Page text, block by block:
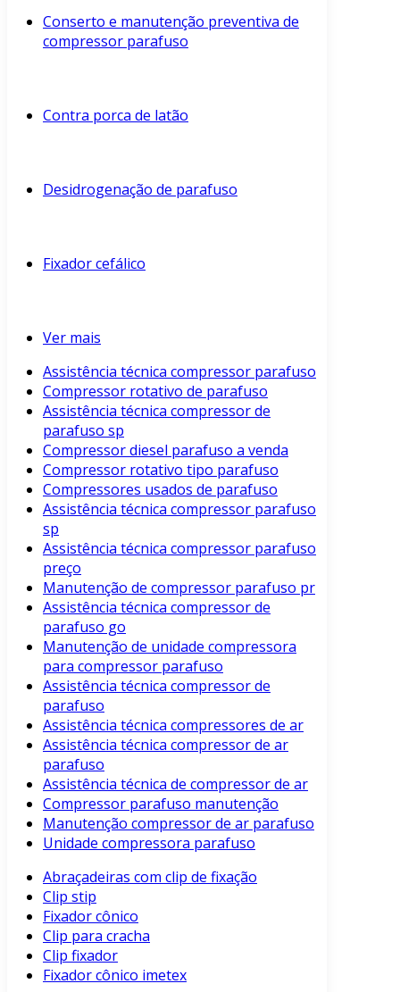
Conserto e manutenção preventiva de
compressor parafuso
Contra porca de latão
Desidrogenação de parafuso
Fixador cefálico
Ver mais
Assistência técnica compressor parafuso
Compressor rotativo de parafuso
Assistência técnica compressor de
parafuso sp
Compressor diesel parafuso a venda
Compressor rotativo tipo parafuso
Compressores usados de parafuso
Assistência técnica compressor parafuso
sp
Assistência técnica compressor parafuso
preço
Manutenção de compressor parafuso pr
Assistência técnica compressor de
parafuso go
Manutenção de unidade compressora
para compressor parafuso
Assistência técnica compressor de
parafuso
Assistência técnica compressores de ar
Assistência técnica compressor de ar
parafuso
Assistência técnica de compressor de ar
Compressor parafuso manutenção
Manutenção compressor de ar parafuso
Unidade compressora parafuso
Abraçadeiras com clip de fixação
Clip stip
Fixador cônico
Clip para cracha
Clip fixador
Fixador cônico imetex